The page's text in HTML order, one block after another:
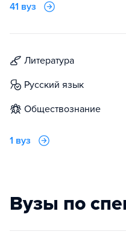
41 вуз
литература
русский язык
обществознание
1 вуз
Вузы по